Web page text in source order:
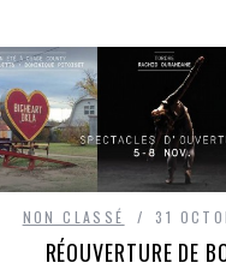
NON CLASSÉ 31
RÉOUVERTURE DE